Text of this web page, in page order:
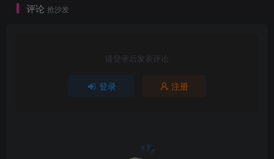
评论 抢沙发
请登录后发表评论
登录 注册